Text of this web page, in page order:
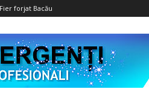
Fier forjat Bacău